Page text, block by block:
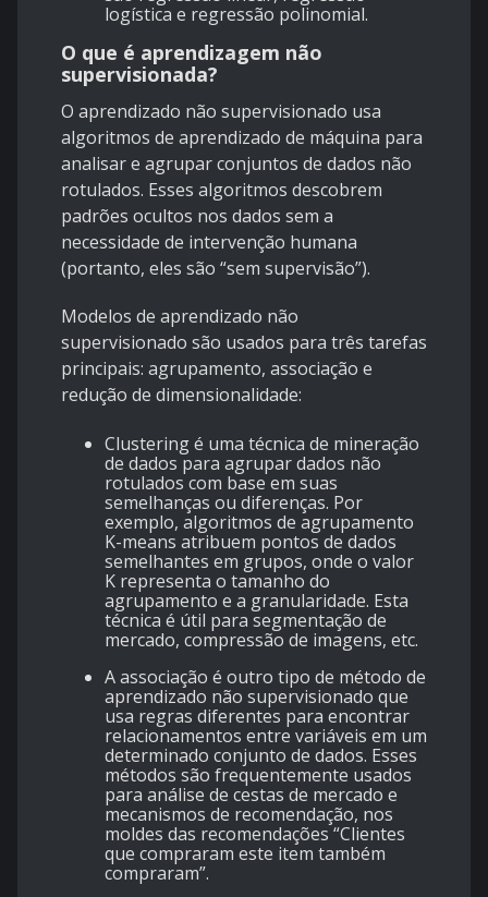
logística e regressão polinomial.
O que é aprendizagem não
supervisionada?
O aprendizado não supervisionado usa
algoritmos de aprendizado de máquina para
analisar e agrupar conjuntos de dados não
rotulados. Esses algoritmos descobrem
padrões ocultos nos dados sem a
necessidade de intervenção humana
(portanto, eles são “sem supervisão”).
Modelos de aprendizado não
supervisionado são usados ​​para três tarefas
principais: agrupamento, associação e
redução de dimensionalidade:
Clustering é uma técnica de mineração
de dados para agrupar dados não
rotulados com base em suas
semelhanças ou diferenças. Por
exemplo, algoritmos de agrupamento
K-means atribuem pontos de dados
semelhantes em grupos, onde o valor
K representa o tamanho do
agrupamento e a granularidade. Esta
técnica é útil para segmentação de
mercado, compressão de imagens, etc.
A associação é outro tipo de método de
aprendizado não supervisionado que
usa regras diferentes para encontrar
relacionamentos entre variáveis ​​em um
determinado conjunto de dados. Esses
métodos são frequentemente usados ​​
para análise de cestas de mercado e
mecanismos de recomendação, nos
moldes das recomendações “Clientes
que compraram este item também
compraram”.